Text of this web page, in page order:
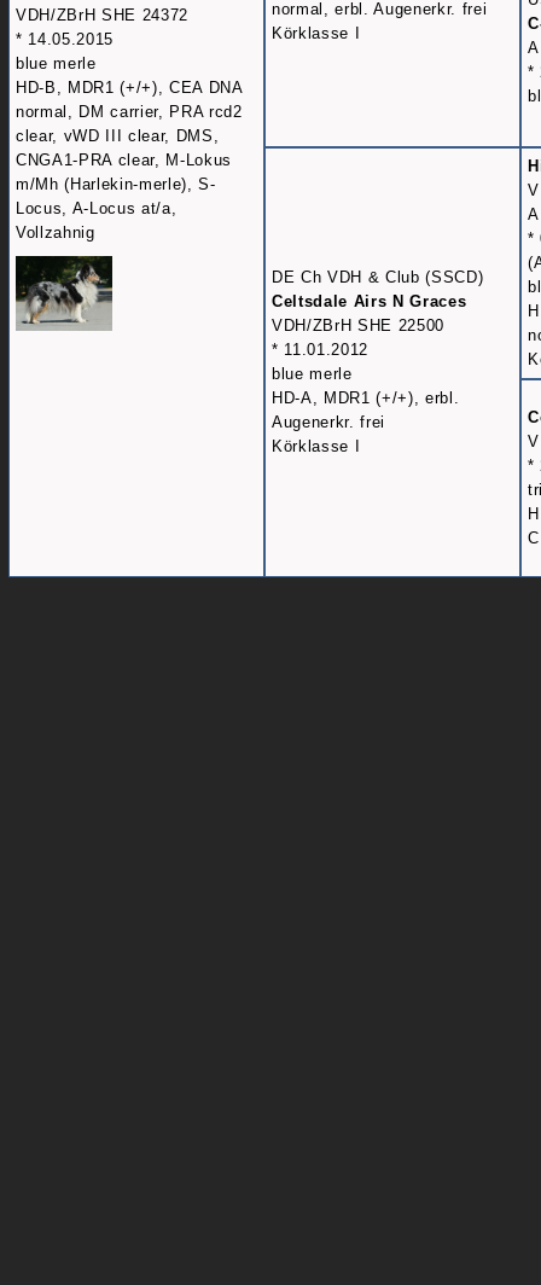
VDH/ZBrH SHE 24372
* 14.05.2015
blue merle
HD-B, MDR1 (+/+), CEA DNA
normal, DM carrier, PRA rcd2
clear, vWD III clear, DMS,
CNGA1-PRA clear, M-Lokus
m/Mh (Harlekin-merle), S-
Locus, A-Locus at/a,
Vollzahnig
normal, erbl. Augenerkr. frei
Körklasse I
*
DE Ch VDH & Club (SSCD)
Celtsdale Airs N Graces
VDH/ZBrH SHE 22500
* 11.01.2012
blue merle
HD-A, MDR1 (+/+), erbl.
Augenerkr. frei
Körklasse I
*
*